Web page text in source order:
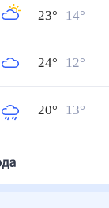
23° 14°
24° 12°
20° 13°